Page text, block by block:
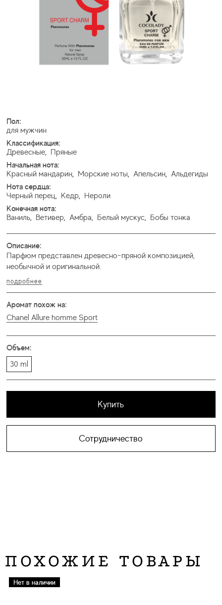
Пол:
для мужчин
Классификация:
Древесные, Пряные
Начальная нота:
Красный мандарин, Морские ноты, Апельсин, Альдегиды
Нота сердца:
Черный перец, Кедр, Нероли
Конечная нота:
Ваниль, Ветивер, Амбра, Белый мускус, Бобы тонка
Описание:
Парфюм представлен древесно-пряной композицией,
необычной и оригинальной.
подробнее
Аромат похож на:
Chanel Allure homme Sport
Объем:
30 ml
Купить
Сотрудничество
ПОХОЖИЕ ТОВАРЫ
Нет в наличии